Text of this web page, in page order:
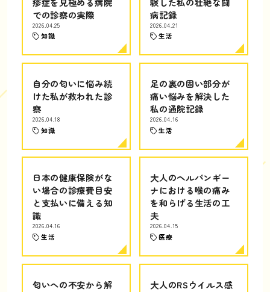
での診察の実際
2026.04.25
知識
病記録
2026.04.21
生活
自分の匂いに悩み続
けた私が救われた診
察
2026.04.18
知識
足の裏の固い部分が
痛い悩みを解決した
私の通院記録
2026.04.16
生活
日本の健康保険がな
い場合の診療費目安
と支払いに備える知
識
2026.04.16
生活
大人のヘルパンギー
ナにおける喉の痛み
を和らげる生活の工
夫
2026.04.15
医療
匂いへの不安から解
大人のRSウイルス感